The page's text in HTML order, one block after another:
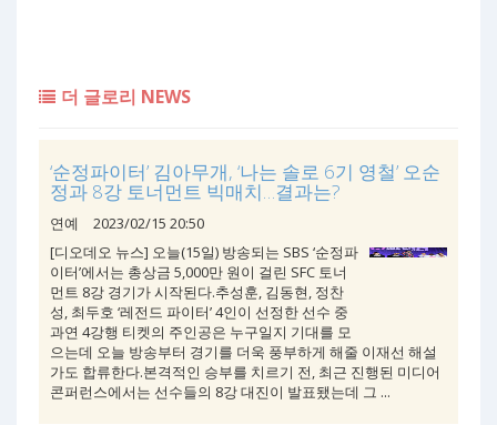
더 글로리 NEWS
‘순정파이터’ 김아무개, ‘나는 솔로 6기 영철’ 오순
정과 8강 토너먼트 빅매치…결과는?
연예
2023/02/15 20:50
[디오데오 뉴스] 오늘(15일) 방송되는 SBS ‘순정파
이터’에서는 총상금 5,000만 원이 걸린 SFC 토너
먼트 8강 경기가 시작된다.추성훈, 김동현, 정찬
성, 최두호 ‘레전드 파이터’ 4인이 선정한 선수 중
과연 4강행 티켓의 주인공은 누구일지 기대를 모
으는데 오늘 방송부터 경기를 더욱 풍부하게 해줄 이재선 해설
가도 합류한다.본격적인 승부를 치르기 전, 최근 진행된 미디어
콘퍼런스에서는 선수들의 8강 대진이 발표됐는데 그 ...